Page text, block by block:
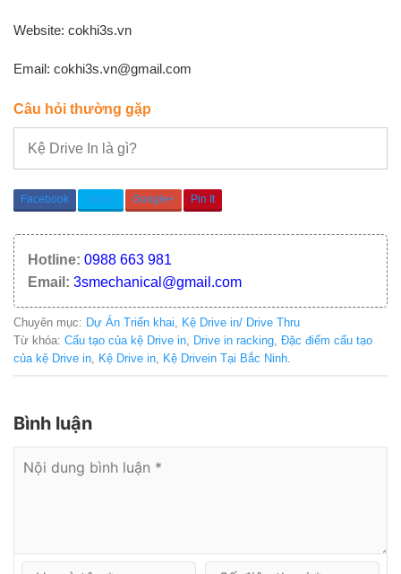
Website: cokhi3s.vn
Email: cokhi3s.vn@gmail.com
Câu hỏi thường gặp
Kệ Drive In là gì?
Facebook Twitter Google+ Pin It
Hotline: 0988 663 981
Email: 3smechanical@gmail.com
Chuyên mục: Dự Án Triển khai, Kệ Drive in/ Drive Thru
Từ khóa: Cấu tạo của kệ Drive in, Drive in racking, Đặc điểm cấu tạo
của kệ Drive in, Kệ Drive in, Kệ Drivein Tại Bắc Ninh.
Bình luận